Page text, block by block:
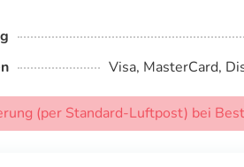
Visa, MasterCard,
(per Standard-Luftpost) bei